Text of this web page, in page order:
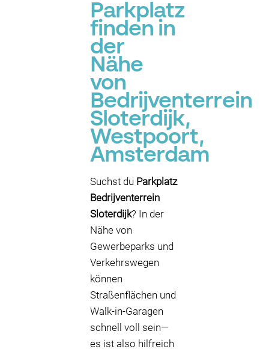
P
P
P
Parkplatz
finden in
der
Nähe
von
Bedrijventerrein
Sloterdijk,
Westpoort,
Amsterdam
Suchst du Parkplatz
Bedrijventerrein
Sloterdijk? In der
Nähe von
Gewerbeparks und
Verkehrswegen
können
Straßenflächen und
Walk-in-Garagen
schnell voll sein—
es ist also hilfreich